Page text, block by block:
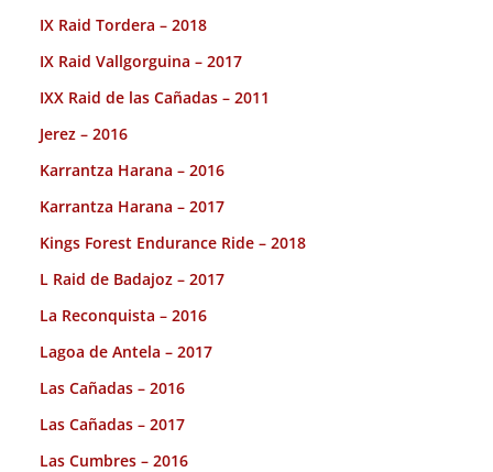
IX Raid Tordera – 2018
IX Raid Vallgorguina – 2017
IXX Raid de las Cañadas – 2011
Jerez – 2016
Karrantza Harana – 2016
Karrantza Harana – 2017
Kings Forest Endurance Ride – 2018
L Raid de Badajoz – 2017
La Reconquista – 2016
Lagoa de Antela – 2017
Las Cañadas – 2016
Las Cañadas – 2017
Las Cumbres – 2016